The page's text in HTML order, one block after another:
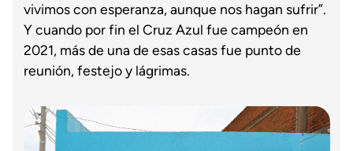
vivimos con esperanza, aunque nos hagan sufrir”.
Y cuando por fin el Cruz Azul fue campeón en
2021, más de una de esas casas fue punto de
reunión, festejo y lágrimas.